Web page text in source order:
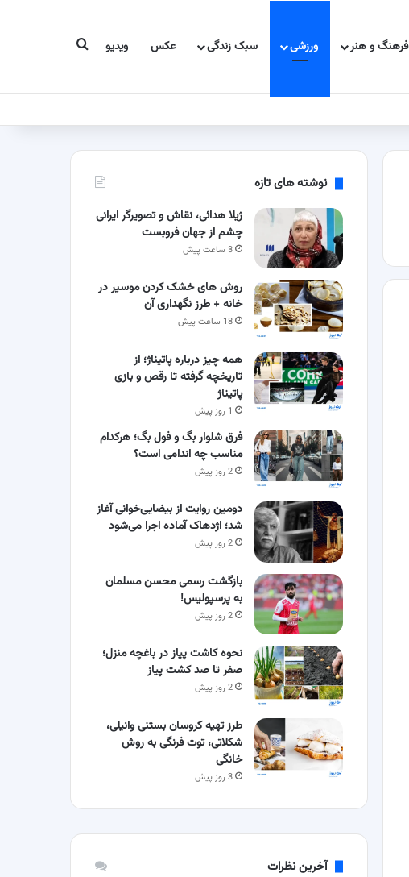
فرهنگ و هنر ورزشی سبک زندگی عکس ویدیو جستجو برای
نوشته های تازه
ژیلا هدائی، نقاش و تصویرگر ایرانی
چشم از جهان فروبست
3 ساعت پیش
روش های خشک کردن موسیر در
خانه + طرز نگهداری آن
18 ساعت پیش
همه چیز درباره پاتیناژ؛ از
تاریخچه گرفته تا رقص و بازی
پاتیناژ
1 روز پیش
فرق شلوار بگ و فول بگ؛ هرکدام
مناسب چه اندامی است؟
2 روز پیش
دومین روایت از بیضایی‌خوانی آغاز
شد؛ اژدهاک آماده اجرا می‌شود
2 روز پیش
بازگشت رسمی محسن مسلمان
به پرسپولیس!
2 روز پیش
نحوه کاشت پیاز در باغچه منزل؛
صفر تا صد کشت پیاز
2 روز پیش
طرز تهیه کروسان بستنی وانیلی،
شکلاتی، توت فرنگی به روش
خانگی
3 روز پیش
آخرین نظرات